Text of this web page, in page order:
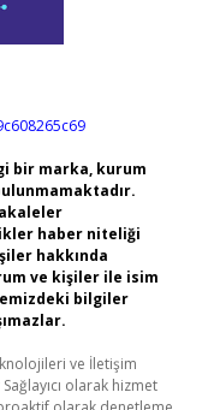
bir marka, kurum
haber niteliği
hakkında
ve kişiler ile isim
bilgiler
ve İletişim
olarak hizmet